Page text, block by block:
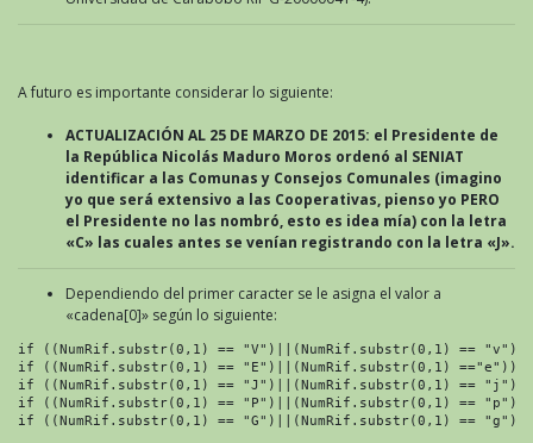
A futuro es importante considerar lo siguiente:
ACTUALIZACIÓN AL 25 DE MARZO DE 2015: el Presidente de
la República Nicolás Maduro Moros ordenó al SENIAT
identificar a las Comunas y Consejos Comunales (imagino
yo que será extensivo a las Cooperativas, pienso yo PERO
el Presidente no las nombró, esto es idea mía) con la letra
«C» las cuales antes se venían registrando con la letra «J».
Dependiendo del primer caracter se le asigna el valor a
«cadena[0]» según lo siguiente:
if ((NumRif.substr(0,1) == "V")||(NumRif.substr(0,1) == "v"))
if ((NumRif.substr(0,1) == "E")||(NumRif.substr(0,1) =="e"))
if ((NumRif.substr(0,1) == "J")||(NumRif.substr(0,1) == "j"))
if ((NumRif.substr(0,1) == "P")||(NumRif.substr(0,1) == "p"))
if ((NumRif.substr(0,1) == "G")||(NumRif.substr(0,1) == "g"))